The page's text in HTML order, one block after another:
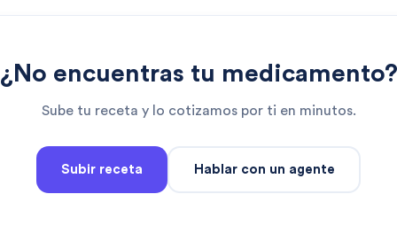
¿No encuentras tu medicamento?
Sube tu receta y lo cotizamos por ti en minutos.
Subir receta Hablar con un agente